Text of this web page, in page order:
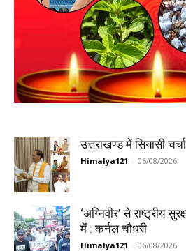
उत्तराखण्ड में सियासी
Himalya121 - 06/08/2026
‘अग्निवीर’ से राष्ट्रीय
में : कर्नल चौधरी
Himalya121 - 06/08/2026